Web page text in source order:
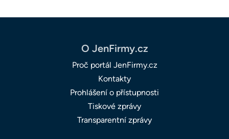
O JenFirmy.cz
Proč portál JenFirmy.cz
Kontakty
Prohlášení o přístupnosti
Tiskové zprávy
Transparentní zprávy